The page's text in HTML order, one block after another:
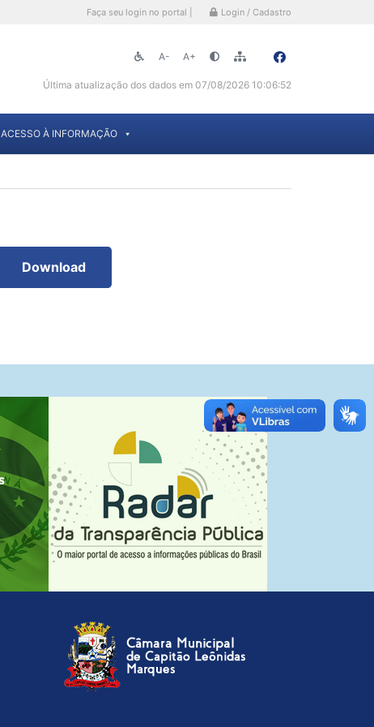
Faça seu login no portal | Login / Cadastro
A- A+
Última atualização dos dados em 07/08/2026 10:06:52
ACESSO À INFORMAÇÃO
Download